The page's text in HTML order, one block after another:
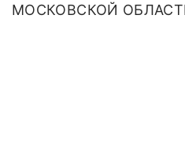
МОСКОВСКОЙ